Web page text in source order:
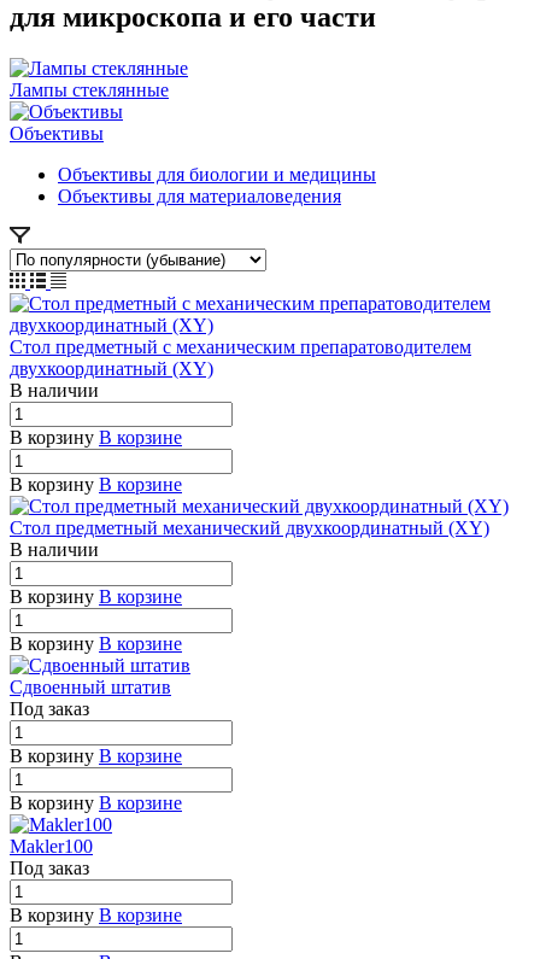
для микроскопа и его части
Лампы стеклянные
Объективы
Объективы для биологии и медицины
Объективы для материаловедения
Стол предметный с механическим препаратоводителем
двухкоординатный (XY)
В наличии
В корзину В корзине
В корзину В корзине
Стол предметный механический двухкоординатный (XY)
В наличии
В корзину В корзине
В корзину В корзине
Сдвоенный штатив
Под заказ
В корзину В корзине
В корзину В корзине
Makler100
Под заказ
В корзину В корзине